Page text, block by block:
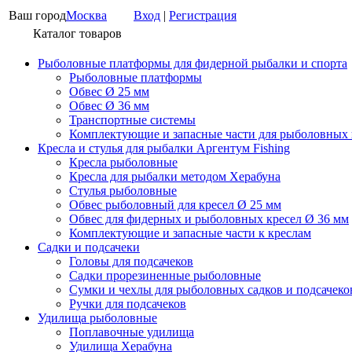
Ваш городМосква Вход | Регистрация
Каталог товаров
Рыболовные платформы для фидерной рыбалки и спорта
Рыболовные платформы
Обвес Ø 25 мм
Обвес Ø 36 мм
Транспортные системы
Комплектующие и запасные части для рыболовных
Кресла и стулья для рыбалки Аргентум Fishing
Кресла рыболовные
Кресла для рыбалки методом Херабуна
Стулья рыболовные
Обвес рыболовный для кресел Ø 25 мм
Обвес для фидерных и рыболовных кресел Ø 36 мм
Комплектующие и запасные части к креслам
Садки и подсачеки
Головы для подсачеков
Садки прорезиненные рыболовные
Сумки и чехлы для рыболовных садков и
Ручки для подсачеков
Удилища рыболовные
Поплавочные удилища
Удилища Херабуна